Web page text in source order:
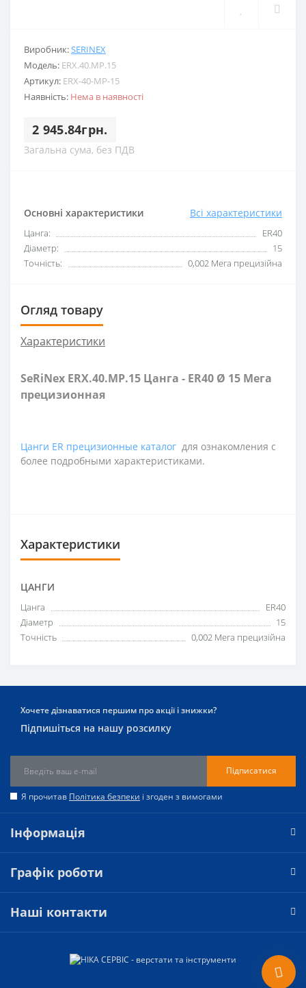
Виробник:SERINEX
Модель: ERX.40.MP.15
Артикул: ERX-40-MP-15
Наявність: Нема в наявності
2 945.84грн.
Загальна сума, без ПДВ
Основні характеристики Всі характеристики
Цанга:
ER40
Діаметр:
15
Точність:
0,002 Мега прецизійна
Огляд товару
Характеристики
SeRiNex ERX.40.MP.15 Цанга - ER40 Ø 15 Мега
прецизионная
Цанги ER прецизионные каталог для ознакомления с
более подробными характеристиками.
Характеристики
ЦАНГИ
Цанга
ER40
Діаметр
15
Точність
0,002 Мега прецизійна
Хочете дізнаватися першим про акції і знижки?
Підпишіться на нашу розсилку
Підписатися
Я прочитав Політика безпеки і згоден з вимогами
Інформація
Графік роботи
Наші контакти